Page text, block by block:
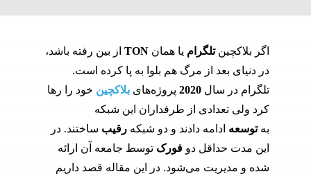
اگر بلاکچینتلگرام یا همان TON از بین رفته باشد،
در دنیای بعد از مرگ هم بلوا به پا کرده است.
تلگرام در سال 2020پروژه‌های بلاکچین خود را رها
کرد ولی تعدادی از طرفداران این شبکه
بهتوسعه ادامه دادند و دو شبکه رقیب ساختند. در
این مدت حداقل دو فورک توسط جامعه آن ارائه
شده و مدیریت می‌شود. در این مقاله قصد داریم